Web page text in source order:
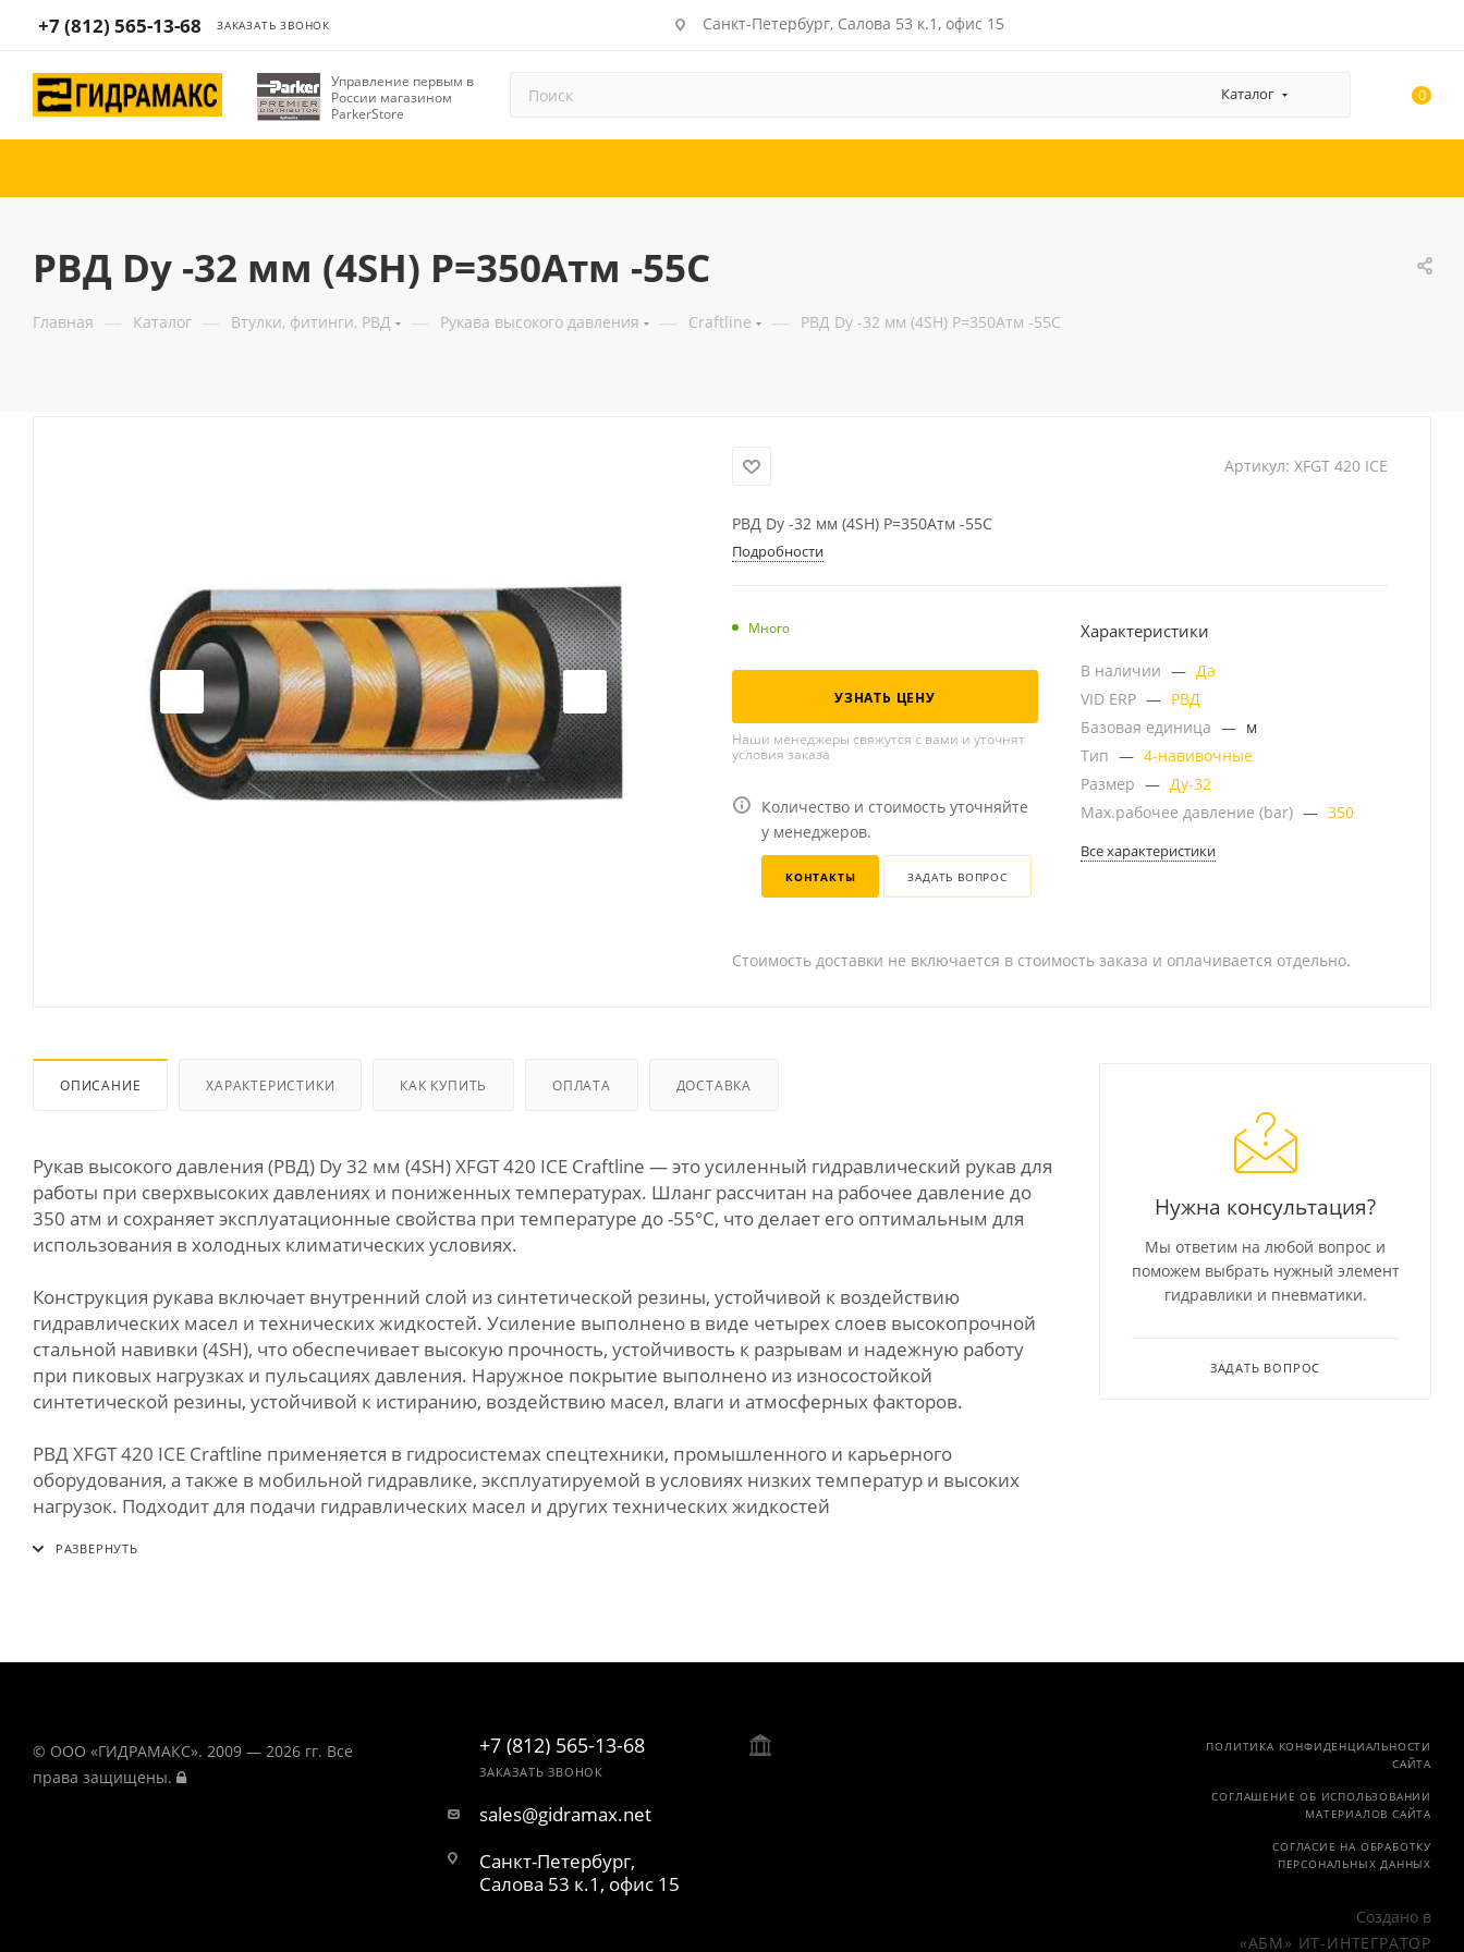
+7 (812) 565-13-68 ЗАКАЗАТЬ ЗВОНОК Санкт-Петербург, Салова 53 к.1, офис 15
Управление первым в
России магазином
ParkerStore
Каталог 0
РВД Dу -32 мм (4SH) Р=350Атм -55C
Главная — Каталог — Втулки, фитинги, РВД — Рукава высокого давления — Craftline — РВД Dу -32 мм (4SH) Р=350Атм -55C
Артикул: XFGT 420 ICE
РВД Dу -32 мм (4SH) Р=350Атм -55C
Подробности
Много
УЗНАТЬ ЦЕНУ
Наши менеджеры свяжутся с вами и уточнят
условия заказа
Количество и стоимость уточняйте
у менеджеров.
КОНТАКТЫ ЗАДАТЬ ВОПРОС
Характеристики
В наличии — Да
VID ERP — РВД
Базовая единица — м
Тип — 4-навивочные
Размер — Ду-32
Мах.рабочее давление (bar) — 350
Все характеристики
Стоимость доставки не включается в стоимость заказа и оплачивается отдельно.
ОПИСАНИЕ ХАРАКТЕРИСТИКИ КАК КУПИТЬ ОПЛАТА ДОСТАВКА
Рукав высокого давления (РВД) Dу 32 мм (4SH) XFGT 420 ICE Craftline — это усиленный гидравлический рукав для
работы при сверхвысоких давлениях и пониженных температурах. Шланг рассчитан на рабочее давление до
350 атм и сохраняет эксплуатационные свойства при температуре до -55°C, что делает его оптимальным для
использования в холодных климатических условиях.
Конструкция рукава включает внутренний слой из синтетической резины, устойчивой к воздействию
гидравлических масел и технических жидкостей. Усиление выполнено в виде четырех слоев высокопрочной
стальной навивки (4SH), что обеспечивает высокую прочность, устойчивость к разрывам и надежную работу
при пиковых нагрузках и пульсациях давления. Наружное покрытие выполнено из износостойкой
синтетической резины, устойчивой к истиранию, воздействию масел, влаги и атмосферных факторов.
РВД XFGT 420 ICE Craftline применяется в гидросистемах спецтехники, промышленного и карьерного
оборудования, а также в мобильной гидравлике, эксплуатируемой в условиях низких температур и высоких
нагрузок. Подходит для подачи гидравлических масел и других технических жидкостей
Нужна консультация?
Мы ответим на любой вопрос и
поможем выбрать нужный элемент
гидравлики и пневматики.
ЗАДАТЬ ВОПРОС
© ООО «ГИДРАМАКС». 2009 — 2026 гг. Все
права защищены.
+7 (812) 565-13-68
ЗАКАЗАТЬ ЗВОНОК
sales@gidramax.net
Санкт-Петербург,
Салова 53 к.1, офис 15
ПОЛИТИКА КОНФИДЕНЦИАЛЬНОСТИ
САЙТА
СОГЛАШЕНИЕ ОБ ИСПОЛЬЗОВАНИИ
МАТЕРИАЛОВ САЙТА
СОГЛАСИЕ НА ОБРАБОТКУ
ПЕРСОНАЛЬНЫХ ДАННЫХ
Создано в
«АБМ» ИТ-ИНТЕГРАТОР